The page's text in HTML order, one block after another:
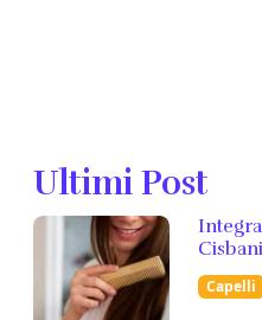
Ultimi Post
Capelli